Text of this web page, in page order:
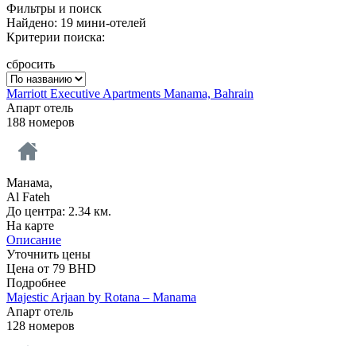
Фильтры и поиск
Найдено: 19 мини-отелей
Критерии поиска:
сбросить
Marriott Executive Apartments Manama, Bahrain
Апарт отель
188 номеров
Манама,
Al Fateh
До центра: 2.34 км.
На карте
Описание
Уточнить цены
Цена от 79 BHD
Подробнее
Majestic Arjaan by Rotana – Manama
Апарт отель
128 номеров